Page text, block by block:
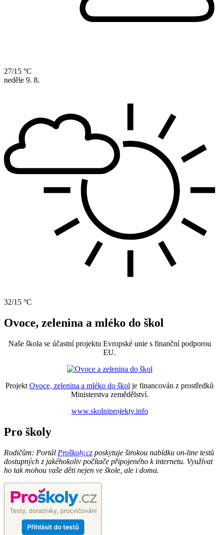
27/15 °C
neděle 9. 8.
32/15 °C
Ovoce, zelenina a mléko do škol
Naše škola se účastní projektu Evropské unie s finanční podporou
EU.
Projekt Ovoce, zelenina a mléko do škol je financován z prostředků
Ministerstva zemědělství.
www.skolniprojekty.info
Pro školy
Rodičům: Portál Proškoly.cz poskytuje širokou nabídku on-line testů
dostupných z jakéhokoliv počítače připojeného k internetu. Využívat
ho tak mohou vaše děti nejen ve škole, ale i doma.